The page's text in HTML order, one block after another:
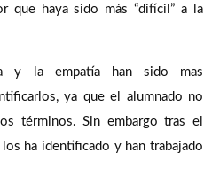
que haya sido más “difícil” a la
y la empatía han sido mas
ya que el alumnado no
términos. Sin embargo tras el
ha identificado y han trabajado